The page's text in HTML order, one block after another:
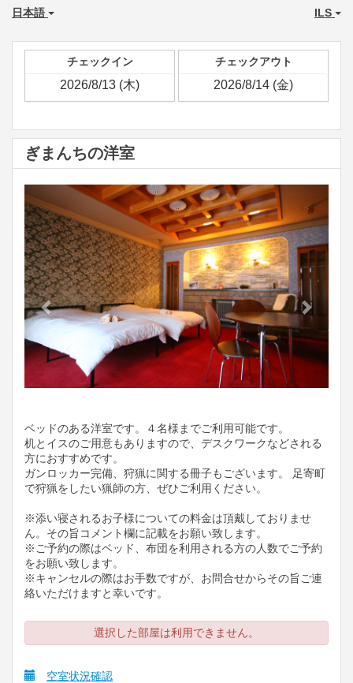
日本語 ILS
チェックイン チェックアウト
ぎまんちの洋室
Previous
ベッドのある洋室です。４名様までご利用可能です。
机とイスのご用意もありますので、デスクワークなどされる
方におすすめです。
ガンロッカー完備、狩猟に関する冊子もございます。 足寄町
で狩猟をしたい猟師の方、ぜひご利用ください。
※添い寝されるお子様についての料金は頂戴しておりませ
ん。その旨コメント欄に記載をお願い致します。
※ご予約の際はベッド、布団を利用される方の人数でご予約
をお願い致します。
※キャンセルの際はお手数ですが、お問合せからその旨ご連
絡いただけますと幸いです。
選択した部屋は利用できません。
空室状況確認